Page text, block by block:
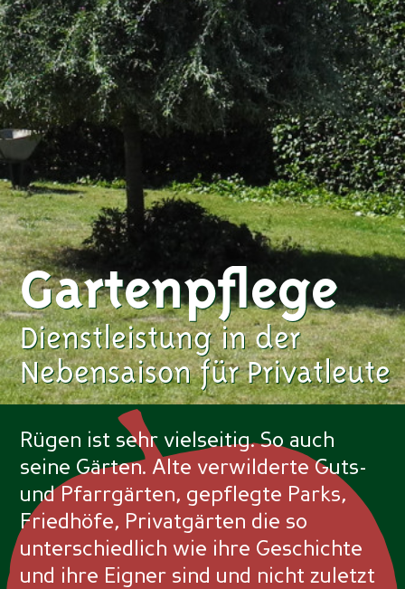
Gartenpflege
Dienstleistung in der
Nebensaison für Privatleute
Rügen ist sehr vielseitig. So auch
seine Gärten. Alte verwilderte Guts-
und Pfarrgärten, gepflegte Parks,
Friedhöfe, Privatgärten die so
unterschiedlich wie ihre Geschichte
und ihre Eigner sind und nicht zuletzt